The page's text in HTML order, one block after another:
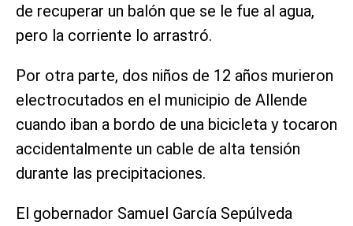
de recuperar un balón que se le fue al agua,
pero la corriente lo arrastró.
Por otra parte, dos niños de 12 años murieron
electrocutados en el municipio de Allende
cuando iban a bordo de una bicicleta y tocaron
accidentalmente un cable de alta tensión
durante las precipitaciones.
El gobernador Samuel García Sepúlveda